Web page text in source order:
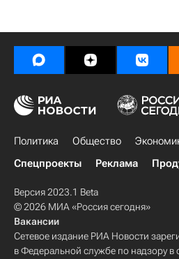
Политика Общество
Спецпроекты
Реклама
Версия 2023.1 Beta
© 2026 МИА «Россия сегодня»
Вакансии
Сетевое издание РИА Новости
в Федеральной службе по надзору в